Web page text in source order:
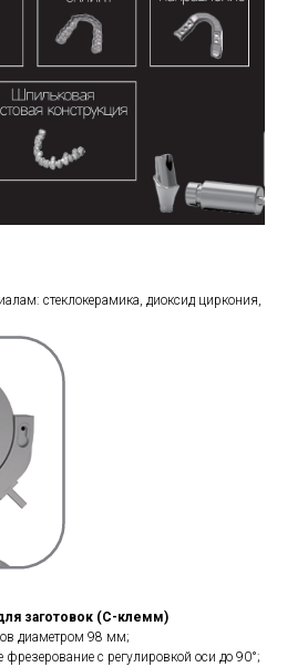
стеклокерамика, диоксид циркония,
заготовок (С-клемм)
диаметром 98 мм;
фрезерование с регулировкой оси до 90°;